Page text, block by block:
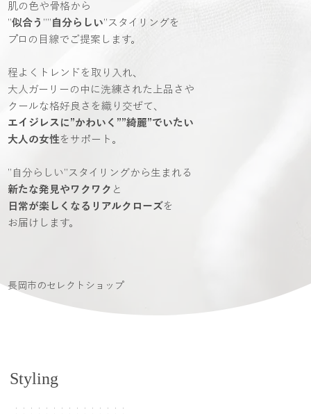
肌の色や骨格から
”似合う ”” 自分らしい”スタイリングを
プロの目線でご提案します。
程よくトレンドを取り入れ、
大人ガーリーの中に洗練された上品さや
クールな格好良さを織り交ぜて、
エイジレスに”かわいく””綺麗”でいたい
大人の女性 をサポート。
”自分らしい”スタイリングから生まれる
新たな発見やワクワク と
日常が楽しくなるリアルクローズを
お届けします。​
長岡市のセレクトショップ
Styling